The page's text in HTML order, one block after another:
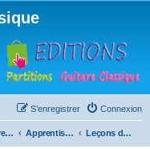
Connexion
S’enregistrer
La guitare : instrument, cours et théorie Apprentissage et enseignement de la guitare Leçons de guitare